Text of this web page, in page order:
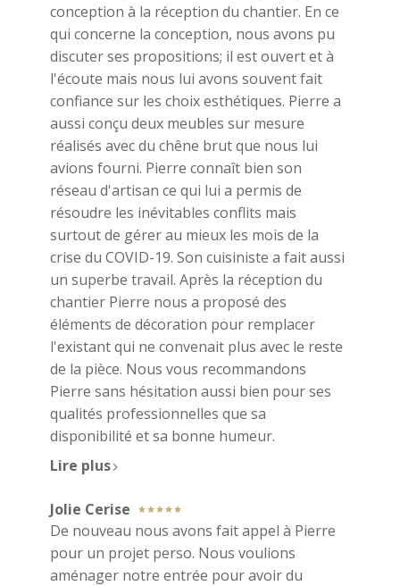
ACCUEIL
RÉALISATIONS
À PROPOS
VOS TÉMOIGNAGES
CONTACT
conception à la réception du chantier. En ce
qui concerne la conception, nous avons pu
discuter ses propositions; il est ouvert et à
l'écoute mais nous lui avons souvent fait
confiance sur les choix esthétiques. Pierre a
aussi conçu deux meubles sur mesure
réalisés avec du chêne brut que nous lui
avions fourni. Pierre connaît bien son
réseau d'artisan ce qui lui a permis de
résoudre les inévitables conflits mais
surtout de gérer au mieux les mois de la
crise du COVID-19. Son cuisiniste a fait aussi
un superbe travail. Après la réception du
chantier Pierre nous a proposé des
éléments de décoration pour remplacer
l'existant qui ne convenait plus avec le reste
de la pièce. Nous vous recommandons
Pierre sans hésitation aussi bien pour ses
qualités professionnelles que sa
disponibilité et sa bonne humeur.
Lire plus
Jolie Cerise
De nouveau nous avons fait appel à Pierre
pour un projet perso. Nous voulions
aménager notre entrée pour avoir du